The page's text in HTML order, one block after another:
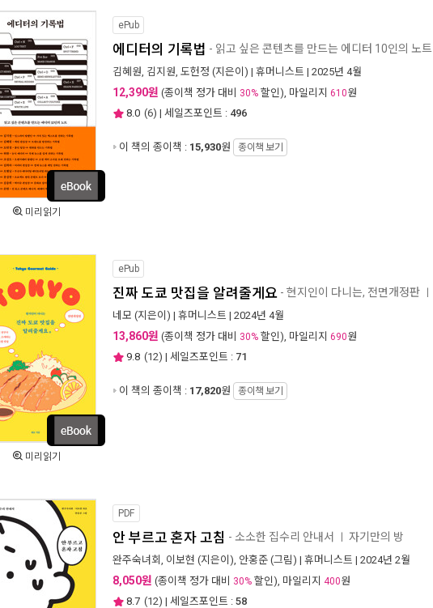
미리읽기
ePub
에디터의 기록법 - 읽고 싶은 콘텐츠를 만드는 에디터 10인의 노트
김혜원, 김지원, 도헌정 (지은이) | 휴머니스트 | 2025년 4월
12,390원 (종이책 정가 대비 30% 할인), 마일리지 610원
8.0 (6) | 세일즈포인트 : 496
이 책의 종이책 : 15,930원 종이책 보기
미리읽기
ePub
진짜 도쿄 맛집을 알려줄게요 - 현지인이 다니는, 전면개정판
네모 (지은이) | 휴머니스트 | 2024년 4월
13,860원 (종이책 정가 대비 30% 할인), 마일리지 690원
9.8 (12) | 세일즈포인트 : 71
이 책의 종이책 : 17,820원 종이책 보기
PDF
안 부르고 혼자 고침 - 소소한 집수리 안내서 자기만의 방
완주숙녀회 , 이보현 (지은이), 안홍준 (그림) | 휴머니스트 | 2024년 2월
8,050원 (종이책 정가 대비 30% 할인), 마일리지 400원
8.7 (12) | 세일즈포인트 : 58